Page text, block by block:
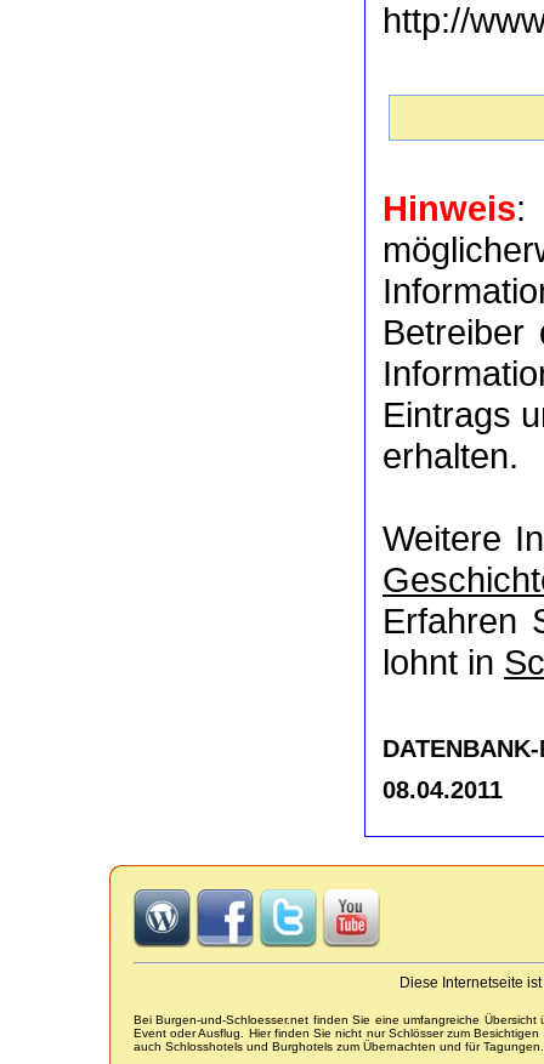
http://
Hinweis:
Eintrags
erhalten.
Weitere
Erfahren
lohnt in
08.04.2011
Diese Internetseite
Bei Burgen-und-Schloesser.net finden Sie eine umfangreiche
Event oder Ausflug. Hier finden Sie nicht nur Schlösser zum
auch Schlosshotels und Burghotels zum Übernachten und für Tagungen.